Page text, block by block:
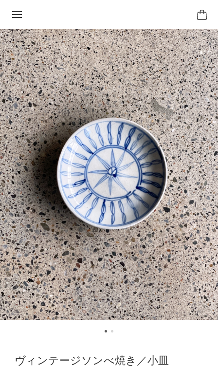
ヴィンテージソンべ焼き／小皿